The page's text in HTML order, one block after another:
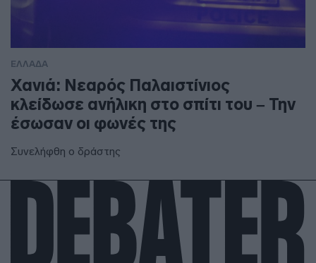
ΕΛΛΑΔΑ
Χανιά: Νεαρός Παλαιστίνιος
κλείδωσε ανήλικη στο σπίτι του – Την
έσωσαν οι φωνές της
Συνελήφθη ο δράστης